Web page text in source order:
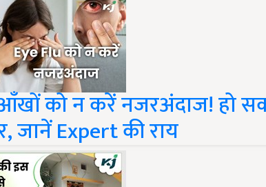
को न करें नजरअंदाज! हो
जानें Expert की राय